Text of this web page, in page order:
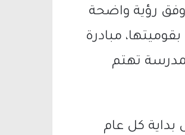
رؤية واضحة
مبادرة
تهتم
بداية كل عام